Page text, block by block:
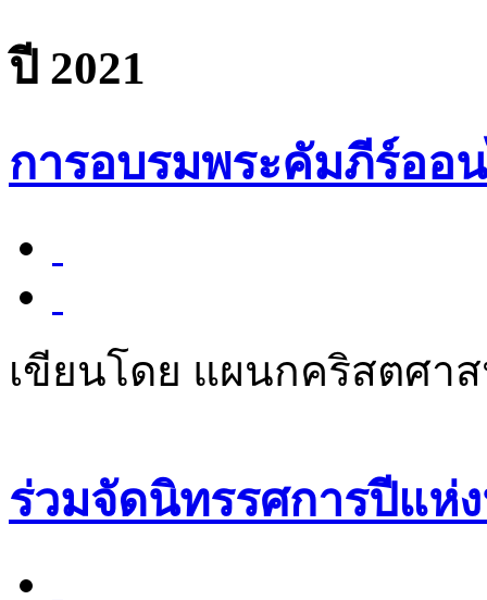
ปี 2021
การอบรมพระคัมภีร์ออ
เขียนโดย แผนกคริสตศา
ร่วมจัดนิทรรศการปีแห่